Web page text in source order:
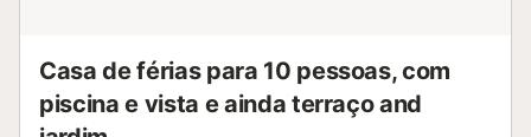
Casa de férias para 10 pessoas, com
piscina e vista e ainda terraço and